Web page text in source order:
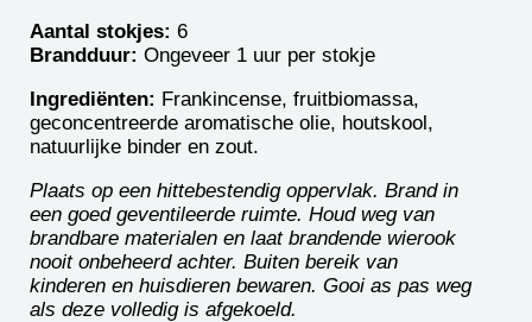
Aantal stokjes: 6
Brandduur: Ongeveer 1 uur per stokje
Ingrediënten: Frankincense, fruitbiomassa,
geconcentreerde aromatische olie, houtskool,
natuurlijke binder en zout.
Plaats op een hittebestendig oppervlak. Brand in
een goed geventileerde ruimte. Houd weg van
brandbare materialen en laat brandende wierook
nooit onbeheerd achter. Buiten bereik van
kinderen en huisdieren bewaren. Gooi as pas weg
als deze volledig is afgekoeld.